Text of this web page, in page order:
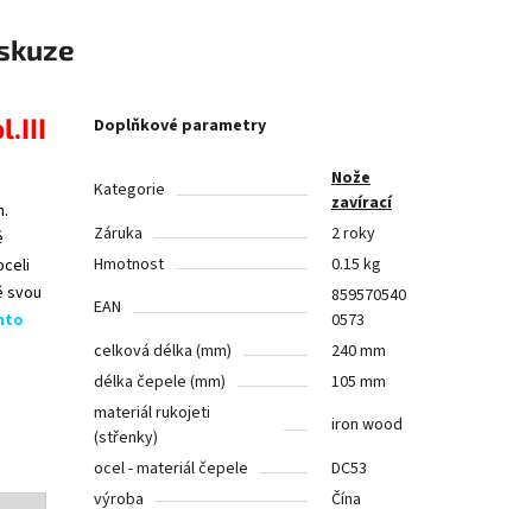
svou
Doplňkové parametry
Kategorie
Nože
zavírací
Záruka
2 roky
Hmotnost
0.15 kg
EAN
859570540
0573
celková délka (mm)
240 mm
délka čepele (mm)
105 mm
materiál rukojeti
(střenky)
iron wood
ocel - materiál čepele
DC53
výroba
Čína